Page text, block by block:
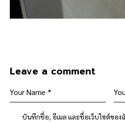
Leave a comment
บันทึกชื่อ, อีเมล และชื่อเว็บไซต์ของ